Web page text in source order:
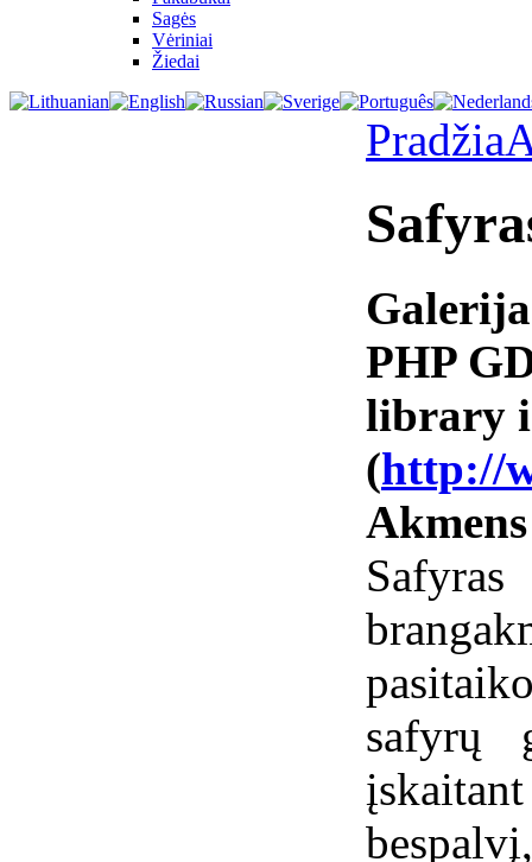
Sagės
Vėriniai
Žiedai
Pradžia
Galerija
PHP
library
(http://
safyrų